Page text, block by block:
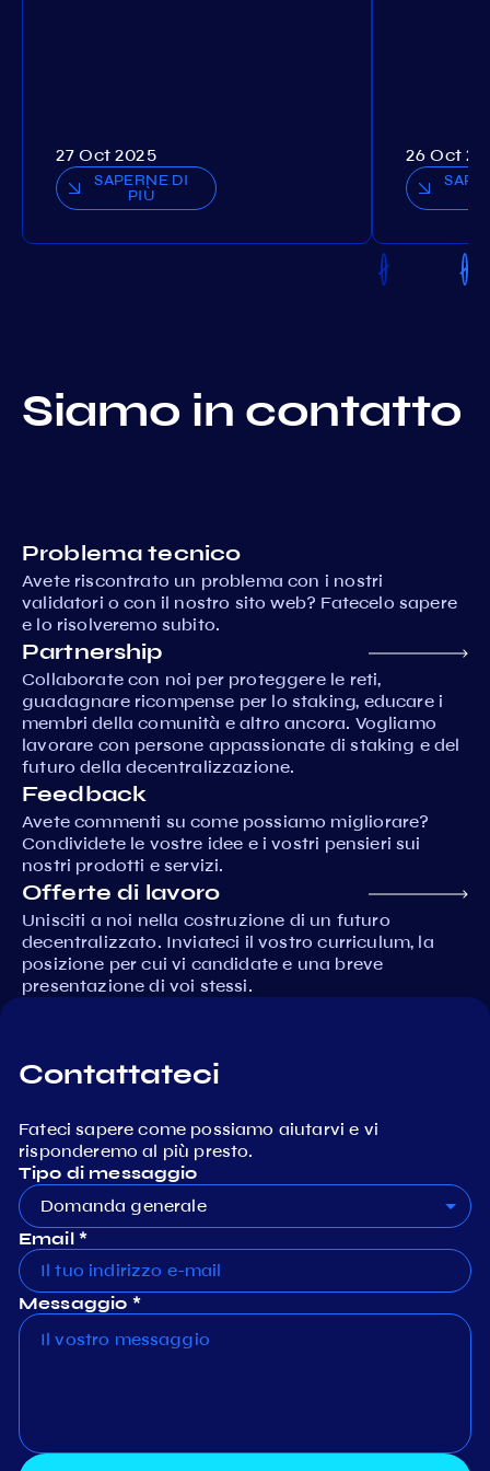
27 Oct 2025
SAPERNE DI
PIÙ
26 Oct
Siamo in contatto
Problema tecnico
Avete riscontrato un problema con i nostri
validatori o con il nostro sito web? Fatecelo sapere
e lo risolveremo subito.
Partnership
Collaborate con noi per proteggere le reti,
guadagnare ricompense per lo staking, educare i
membri della comunità e altro ancora. Vogliamo
lavorare con persone appassionate di staking e del
futuro della decentralizzazione.
Feedback
Avete commenti su come possiamo migliorare?
Condividete le vostre idee e i vostri pensieri sui
nostri prodotti e servizi.
Offerte di lavoro
Unisciti a noi nella costruzione di un futuro
decentralizzato. Inviateci il vostro curriculum, la
posizione per cui vi candidate e una breve
presentazione di voi stessi.
Contattateci
Fateci sapere come possiamo aiutarvi e vi
risponderemo al più presto.
Tipo di messaggio
Domanda generale
Email *
Messaggio *